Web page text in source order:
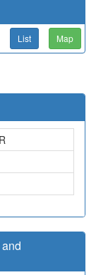
List Map